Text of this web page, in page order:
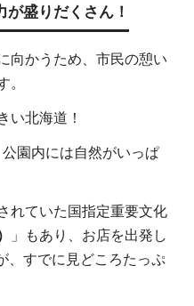
盛りだくさん！
向かうため、市民の憩い
。
い北海道！
園内には自然がいっぱ
れていた国指定重要文化
」もあり、お店を出発し
、すでに見どころたっぷ